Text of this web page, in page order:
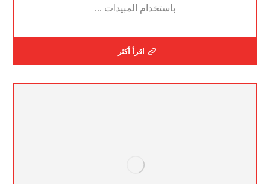
باستخدام المبيدات ...
اقرأ أكثر